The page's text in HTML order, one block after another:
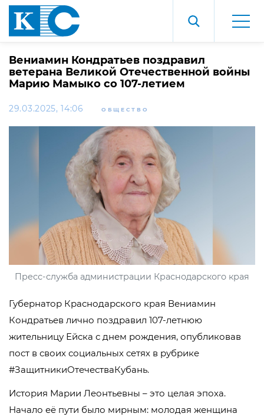
Вениамин Кондратьев поздравил
ветерана Великой Отечественной войны
Марию Мамыко со 107-летием
29.03.2025, 14:06 ОБЩЕСТВО
Пресс-служба администрации Краснодарского края
Губернатор Краснодарского края Вениамин
Кондратьев лично поздравил 107-летнюю
жительницу Ейска с днем рождения, опубликовав
пост в своих социальных сетях в рубрике
#ЗащитникиОтечестваКубань.
История Марии Леонтьевны – это целая эпоха.
Начало её пути было мирным: молодая женщина